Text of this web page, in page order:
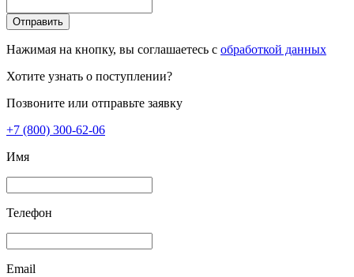
Отправить
Нажимая на кнопку, вы соглашаетесь с обработкой данных
Хотите узнать о поступлении?
Позвоните или отправьте заявку
+7 (800) 300-62-06
Имя
Телефон
Email